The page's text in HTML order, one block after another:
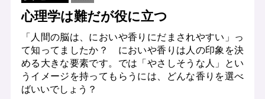
心理学は難だが役に立つ
「人間の脳は、においや香りにだまされやすい」っ
て知ってましたか？ においや香りは人の印象を決
める大きな要素です。では「やさしそうな人」とい
うイメージを持ってもらうには、どんな香りを選べ
ばいいでしょう？